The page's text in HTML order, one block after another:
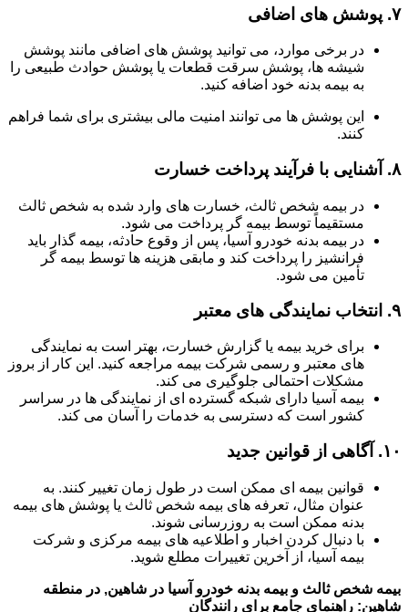
۷. پوشش های اضافی
در برخی موارد، می توانید پوشش های اضافی مانند پوشش
شیشه ها، پوشش سرقت قطعات یا پوشش حوادث طبیعی را
به بیمه بدنه خود اضافه کنید.
این پوشش ها می توانند امنیت مالی بیشتری برای شما فراهم
کنند.
۸. آشنایی با فرآیند پرداخت خسارت
در بیمه شخص ثالث، خسارت های وارد شده به شخص ثالث
مستقیماً توسط بیمه گر پرداخت می شود.
در بیمه بدنه خودرو آسیا، پس از وقوع حادثه، بیمه گذار باید
فرانشیز را پرداخت کند و مابقی هزینه ها توسط بیمه گر
تأمین می شود.
۹. انتخاب نمایندگی های معتبر
برای خرید بیمه یا گزارش خسارت، بهتر است به نمایندگی
های معتبر و رسمی شرکت بیمه مراجعه کنید. این کار از بروز
مشکلات احتمالی جلوگیری می کند.
بیمه آسیا دارای شبکه گسترده ای از نمایندگی ها در سراسر
کشور است که دسترسی به خدمات را آسان می کند.
۱۰. آگاهی از قوانین جدید
قوانین بیمه ای ممکن است در طول زمان تغییر کنند. به
عنوان مثال، تعرفه های بیمه شخص ثالث یا پوشش های بیمه
بدنه ممکن است به روزرسانی شوند.
با دنبال کردن اخبار و اطلاعیه های بیمه مرکزی و شرکت
بیمه آسیا، از آخرین تغییرات مطلع شوید.
بیمه شخص ثالث و بیمه بدنه خودرو آسیا در شاهین, در منطقه
شاهین: راهنمای جامع برای رانندگان